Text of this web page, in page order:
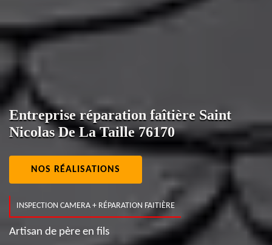
Entreprise réparation faîtière Saint
Nicolas De La Taille 76170
NOS RÉALISATIONS
INSPECTION CAMERA + RÉPARATION FAITIÈRE
Artisan de père en fils